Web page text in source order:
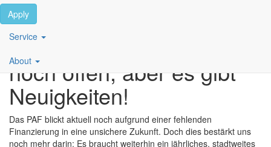
Apply
Main
navigation
DE
Service
About
Scroll
Die Zukunft des PAF ist
noch offen, aber es gibt
Neuigkeiten!
Das PAF blickt aktuell noch aufgrund einer fehlenden
Finanzierung in eine unsichere Zukunft. Doch dies bestärkt uns
noch mehr darin: Es braucht weiterhin ein jährliches, stadtweites